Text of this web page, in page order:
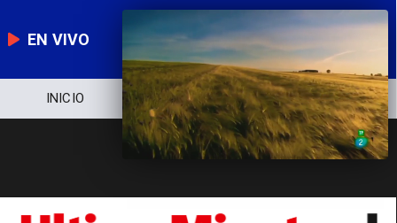
EN VIVO
NOTICIERO POLÍTICA ECONOMÍA